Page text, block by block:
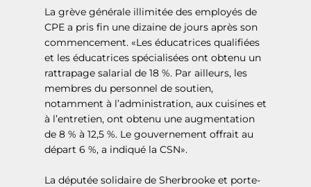
La grève générale illimitée des employés de
CPE a pris fin une dizaine de jours après son
commencement. «Les éducatrices qualifiées
et les éducatrices spécialisées ont obtenu un
rattrapage salarial de 18 %. Par ailleurs, les
membres du personnel de soutien,
notamment à l’administration, aux cuisines et
à l’entretien, ont obtenu une augmentation
de 8 % à 12,5 %. Le gouvernement offrait au
départ 6 %, a indiqué la CSN».
La députée solidaire de Sherbrooke et porte-